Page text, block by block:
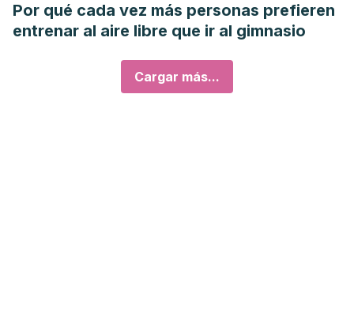
Por qué cada vez más personas prefieren
entrenar al aire libre que ir al gimnasio
Cargar más...